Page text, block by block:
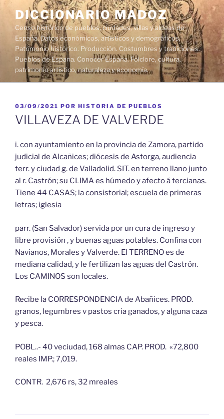
contenido
DICCIONARIO MADOZ
Censo histórico de pueblos, ciudades, villas y aldeas de
España. Datos económicos, artísticos y demográficos.
Patrimonio histórico. Producción. Costumbres y tradiciones.
Pueblos de España. Conocer España. Folclore, cultura,
patrimonio artístico, naturaleza y economía.
PUBLICADO
EL
03/09/2021 POR HISTORIA DE PUEBLOS
VILLAVEZA DE VALVERDE
i. con ayuntamiento en la provincia de Zamora, partido
judicial de Alcañices; diócesis de Astorga, audiencia
terr. y ciudad g. de Valladolid. SIT. en terreno llano junto
al r. Castrón; su CLIMA es húmedo y afecto á tercianas.
Tiene 44 CASAS; la consistorial; escuela de primeras
letras; iglesia
parr. (San Salvador) servida por un cura de ingreso y
libre provisión , y buenas aguas potables. Confina con
Navianos, Morales y Valverde. El TERRENO es de
mediana calidad, y le fertilizan las aguas del Castrón.
Los CAMINOS son locales.
Recibe la CORRESPONDENCIA de Abañices. PROD.
granos, legumbres v pastos cria ganados, y alguna caza
y pesca.
POBL..- 40 veciudad, 168 almas CAP. PROD. «72,800
reales IMP.; 7,019.
CONTR. 2,676 rs, 32 mreales